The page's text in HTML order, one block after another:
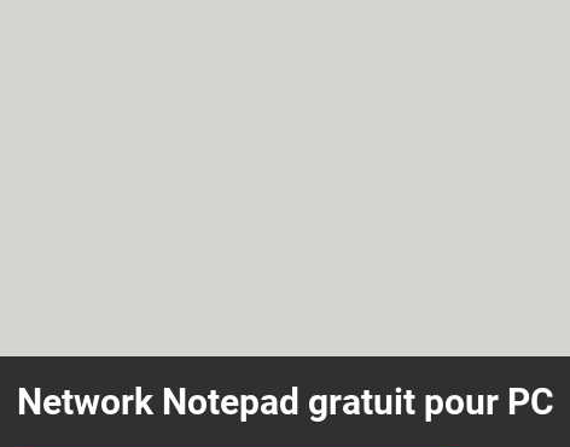
Network Notepad gratuit pour PC